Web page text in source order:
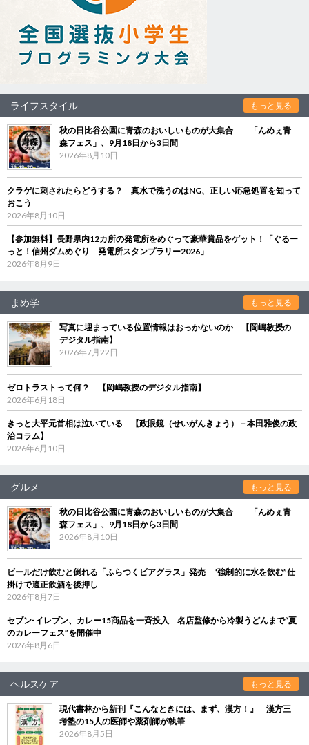
ライフスタイル もっと見る
秋の日比谷公園に青森のおいしいものが大集合 「んめぇ青
森フェス」、9月18日から3日間
2026年8月10日
クラゲに刺されたらどうする？ 真水で洗うのはNG、正しい応急処置を知って
おこう
2026年8月10日
【参加無料】長野県内12カ所の発電所をめぐって豪華賞品をゲット！「ぐるー
っと！信州ダムめぐり 発電所スタンプラリー2026」
2026年8月9日
まめ学 もっと見る
写真に埋まっている位置情報はおっかないのか 【岡嶋教授の
デジタル指南】
2026年7月22日
ゼロトラストって何？ 【岡嶋教授のデジタル指南】
2026年6月18日
きっと大平元首相は泣いている 【政眼鏡（せいがんきょう）－本田雅俊の政
治コラム】
2026年6月10日
グルメ もっと見る
秋の日比谷公園に青森のおいしいものが大集合 「んめぇ青
森フェス」、9月18日から3日間
2026年8月10日
ビールだけ飲むと倒れる「ふらつくビアグラス」発売 “強制的に水を飲む”仕
掛けで適正飲酒を後押し
2026年8月7日
セブン‐イレブン、カレー15商品を一斉投入 名店監修から冷製うどんまで“夏
のカレーフェス”を開催中
2026年8月6日
ヘルスケア もっと見る
現代書林から新刊『こんなときには、まず、漢方！』 漢方三
考塾の15人の医師や薬剤師が執筆
2026年8月5日